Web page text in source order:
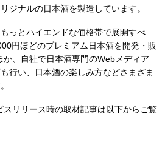
ジナルの日本酒を製造しています。
っとハイエンドな価格帯で展開すべ
円ほどのプレミアム日本酒を開発・販
、自社で日本酒専門のWebメディア
行い、日本酒の楽しみ方などさまざま
スリリース時の取材記事は以下からご覧